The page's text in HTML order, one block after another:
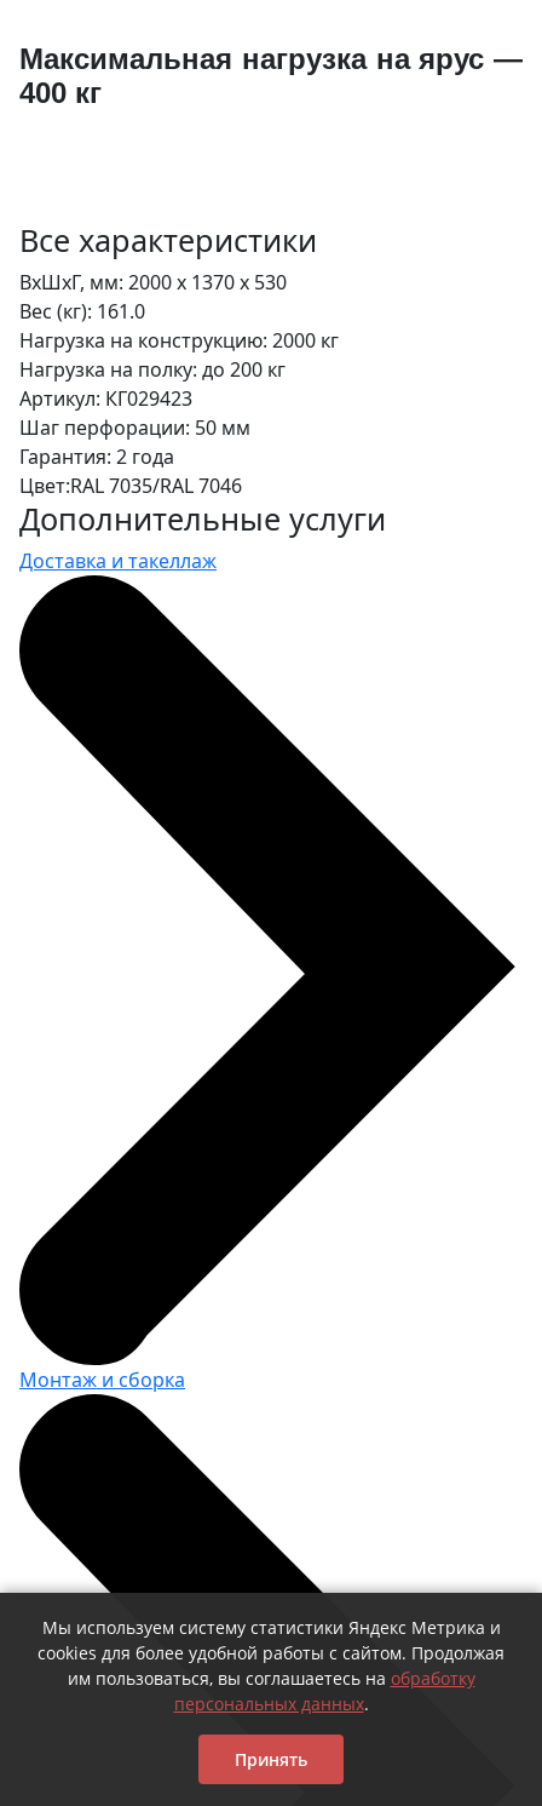
Максимальная нагрузка на ярус —
400 кг
Все характеристики
ВхШхГ, мм: 2000 x 1370 x 530
Вес (кг): 161.0
Нагрузка на конструкцию: 2000 кг
Нагрузка на полку: до 200 кг
Артикул: КГ029423
Шаг перфорации: 50 мм
Гарантия: 2 года
Цвет:RAL 7035/RAL 7046
Дополнительные услуги
Доставка и такеллаж
Монтаж и сборка
Мы используем систему статистики Яндекс Метрика и
cookies для более удобной работы с сайтом. Продолжая
им пользоваться, вы соглашаетесь на обработку
персональных данных.
Принять